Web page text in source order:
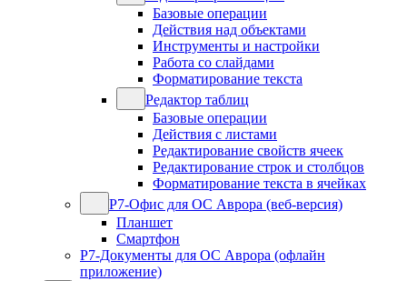
Базовые операции
Действия над объектами
Инструменты и настройки
Работа со слайдами
Форматирование текста
Редактор таблиц
Базовые операции
Действия с листами
Редактирование свойств ячеек
Редактирование строк и столбцов
Форматирование текста в ячейках
Р7-Офис для ОС Аврора (веб-версия)
Планшет
Смартфон
Р7-Документы для ОС Аврора (офлайн
приложение)